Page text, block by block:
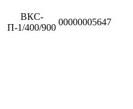
Прачечное
Гладильное
ВКС-
П-1/400/900
00000005647